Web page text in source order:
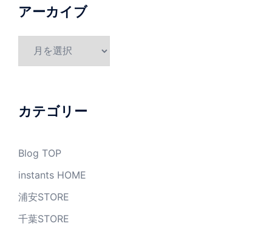
アーカイブ
ブ
カテゴリー
Blog TOP
instants HOME
浦安STORE
千葉STORE